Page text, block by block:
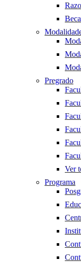
Pregrado
Ver
Programa